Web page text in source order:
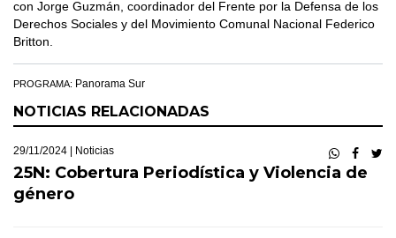
con Jorge Guzmán, coordinador del Frente por la Defensa de los
Derechos Sociales y del Movimiento Comunal Nacional Federico
Britton.
PROGRAMA: Panorama Sur
NOTICIAS RELACIONADAS
29/11/2024 | Noticias
25N: Cobertura Periodística y Violencia de
género